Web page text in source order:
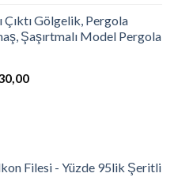
fiyat:
₺86.565,00.
Gölgelik, Pergola
Şaşırtmalı Model Pergola
Şu
Filesi - Yüzde 95lik Şeritli